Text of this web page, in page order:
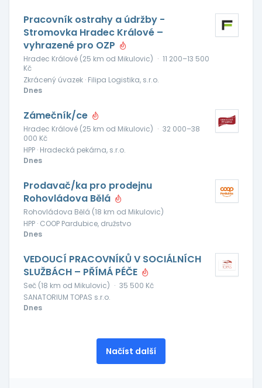
Pracovník ostrahy a údržby -
Stromovka Hradec Králové –
vyhrazené pro OZP
Hradec Králové (25 km od Mikulovic) · 11 200–13 500
Kč
Zkrácený úvazek · Filipa Logistika, s.r.o.
Dnes
Zámečník/ce
Hradec Králové (25 km od Mikulovic) · 32 000–38
000 Kč
HPP · Hradecká pekárna, s.r.o.
Dnes
Prodavač/ka pro prodejnu
Rohovládova Bělá
Rohovládova Bělá (18 km od Mikulovic)
HPP · COOP Pardubice, družstvo
Dnes
VEDOUCÍ PRACOVNÍKŮ V SOCIÁLNÍCH
SLUŽBÁCH – PŘÍMÁ PÉČE
Seč (18 km od Mikulovic) · 35 500 Kč
SANATORIUM TOPAS s.r.o.
Dnes
Načíst další